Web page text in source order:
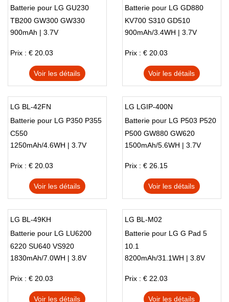
Batterie pour LG GU230
TB200 GW300 GW330
900mAh | 3.7V
Prix : € 20.03
Voir les détails
Batterie pour LG GD880
KV700 S310 GD510
900mAh/3.4WH | 3.7V
Prix : € 20.03
Voir les détails
LG BL-42FN
Batterie pour LG P350 P355
C550
1250mAh/4.6WH | 3.7V
Prix : € 20.03
Voir les détails
LG LGIP-400N
Batterie pour LG P503 P520
P500 GW880 GW620
GT540 GM750
1500mAh/5.6WH | 3.7V
Prix : € 26.15
Voir les détails
LG BL-49KH
Batterie pour LG LU6200
6220 SU640 VS920
1830mAh/7.0WH | 3.8V
Prix : € 20.03
Voir les détails
LG BL-M02
Batterie pour LG G Pad 5
10.1
8200mAh/31.1WH | 3.8V
Prix : € 22.03
Voir les détails